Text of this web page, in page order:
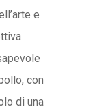
e
con
di una